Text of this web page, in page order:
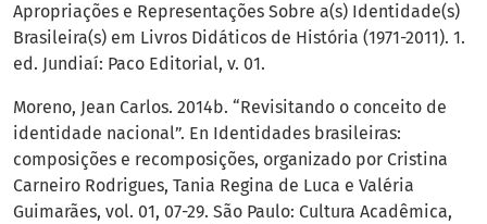
Apropriações e Representações Sobre a(s) Identidade(s)
Brasileira(s) em Livros Didáticos de História (1971-2011). 1.
ed. Jundiaí: Paco Editorial, v. 01.
Moreno, Jean Carlos. 2014b. “Revisitando o conceito de
identidade nacional”. En Identidades brasileiras:
composições e recomposições, organizado por Cristina
Carneiro Rodrigues, Tania Regina de Luca e Valéria
Guimarães, vol. 01, 07-29. São Paulo: Cultura Acadêmica,